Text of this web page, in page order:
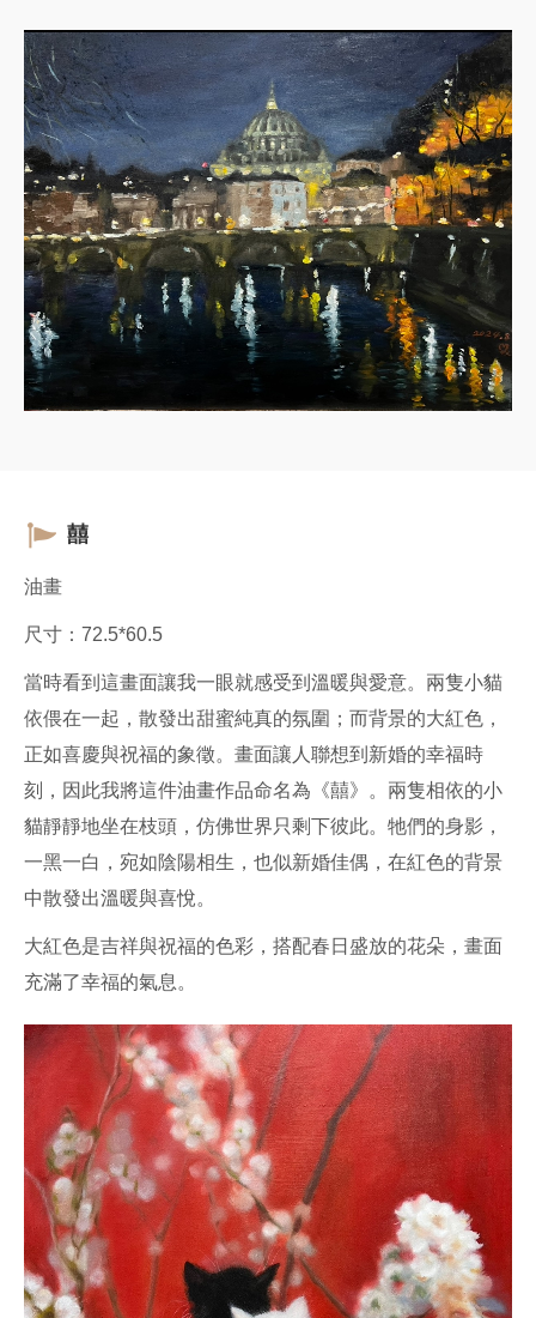
囍
油畫
尺寸：72.5*60.5
當時看到這畫面讓我一眼就感受到溫暖與愛意。兩隻小貓
依偎在一起，散發出甜蜜純真的氛圍；而背景的大紅色，
正如喜慶與祝福的象徵。畫面讓人聯想到新婚的幸福時
刻，因此我將這件油畫作品命名為《囍》。兩隻相依的小
貓靜靜地坐在枝頭，仿佛世界只剩下彼此。牠們的身影，
一黑一白，宛如陰陽相生，也似新婚佳偶，在紅色的背景
中散發出溫暖與喜悅。
大紅色是吉祥與祝福的色彩，搭配春日盛放的花朵，畫面
充滿了幸福的氣息。